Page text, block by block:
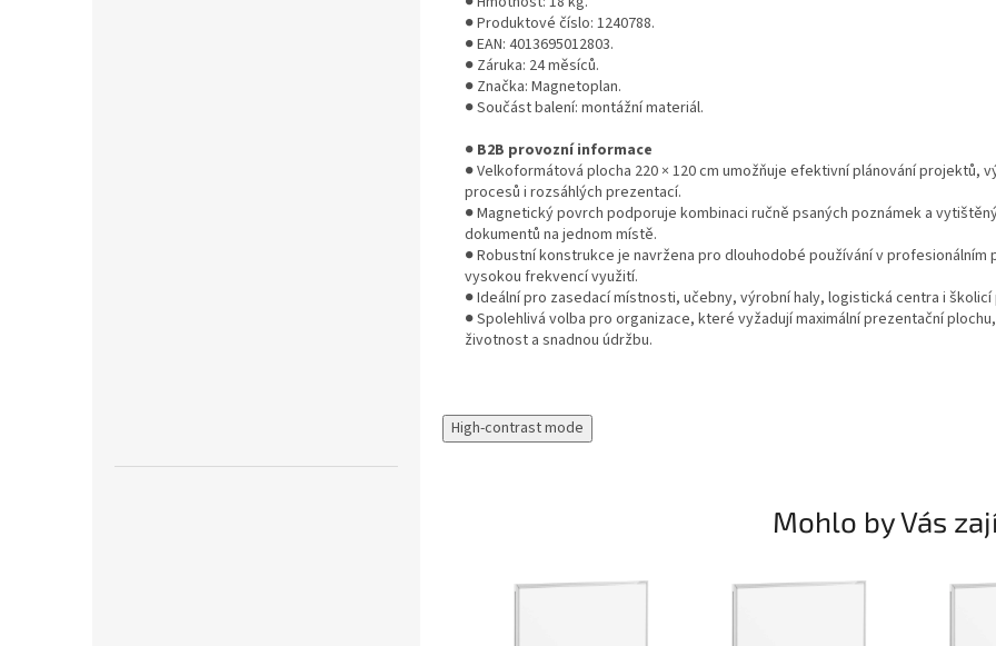
● Produktové číslo: 1240788.
● EAN: 4013695012803.
● Záruka: 24 měsíců.
● Značka: Magnetoplan.
● Součást balení: montážní materiál.
● B2B provozní informace
● Velkoformátová plocha 220 × 120 cm umožňuje efektivní plánování projektů,
procesů i rozsáhlých prezentací.
● Magnetický povrch podporuje kombinaci ručně psaných poznámek a
dokumentů na jednom místě.
● Robustní konstrukce je navržena pro dlouhodobé používání v profesionálním
vysokou frekvencí využití.
● Ideální pro zasedací místnosti, učebny, výrobní haly, logistická centra i
● Spolehlivá volba pro organizace, které vyžadují maximální prezentační
životnost a snadnou údržbu.
High-contrast mode
Mohlo by Vás